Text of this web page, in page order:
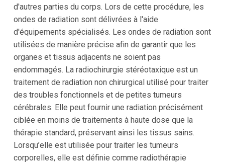
d'autres parties du corps. Lors de cette procédure, les
ondes de radiation sont délivrées à l'aide
d'équipements spécialisés. Les ondes de radiation sont
utilisées de manière précise afin de garantir que les
organes et tissus adjacents ne soient pas
endommagés. La radiochirurgie stéréotaxique est un
traitement de radiation non chirurgical utilisé pour traiter
des troubles fonctionnels et de petites tumeurs
cérébrales. Elle peut fournir une radiation précisément
ciblée en moins de traitements à haute dose que la
thérapie standard, préservant ainsi les tissus sains.
Lorsqu’elle est utilisée pour traiter les tumeurs
corporelles, elle est définie comme radiothérapie